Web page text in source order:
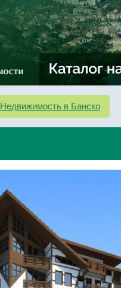
Недвижимость в Банско